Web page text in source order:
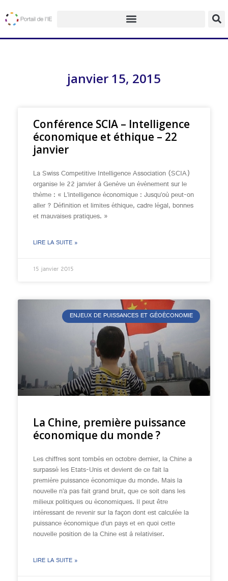
janvier 15, 2015
Conférence SCIA – Intelligence
économique et éthique – 22
janvier
La Swiss Competitive Intelligence Association (SCIA)
organise le 22 janvier à Genève un évènement sur le
thème : « L’intelligence économique : Jusqu’où peut-on
aller ? Définition et limites éthique, cadre légal, bonnes
et mauvaises pratiques. »
LIRE LA SUITE »
15 janvier 2015
ENJEUX DE PUISSANCES ET GÉOÉCONOMIE
La Chine, première puissance
économique du monde ?
Les chiffres sont tombés en octobre dernier, la Chine a
surpassé les Etats-Unis et devient de ce fait la
première puissance économique du monde. Mais la
nouvelle n’a pas fait grand bruit, que ce soit dans les
milieux politiques ou économiques. Il peut être
intéressant de revenir sur la façon dont est calculée la
puissance économique d’un pays et en quoi cette
nouvelle position de la Chine est à relativiser.
LIRE LA SUITE »